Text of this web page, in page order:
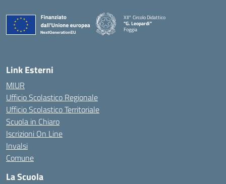
XII° Circolo Didattico
"G. Leopardi"
Foggia
— Visita la pagina iniziale della scuola
Link Esterni
MIUR
Ufficio Scolastico Regionale
Ufficio Scolastico Territoriale
Scuola in Chiaro
Iscrizioni On Line
Invalsi
Comune
La Scuola